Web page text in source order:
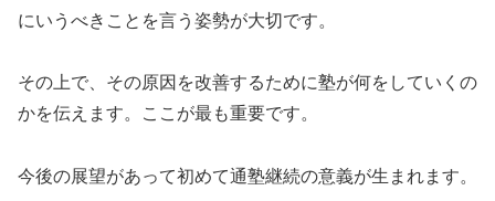
にいうべきことを言う姿勢が大切です。
その上で、その原因を改善するために塾が何をしていくの
かを伝えます。ここが最も重要です。
今後の展望があって初めて通塾継続の意義が生まれます。